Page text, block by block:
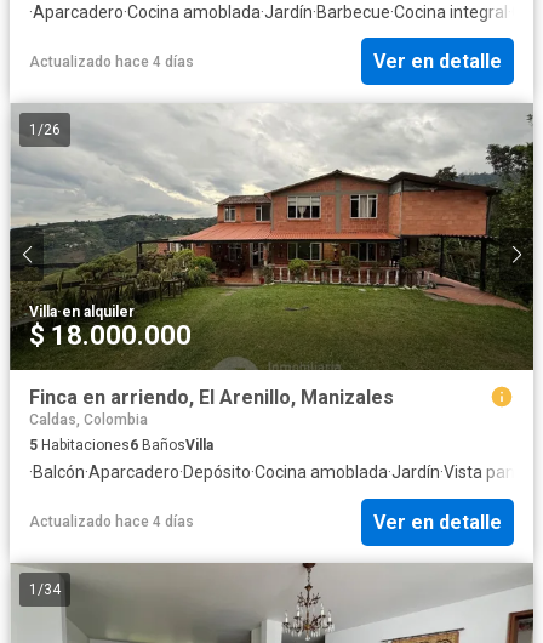
·Aparcadero·Cocina amoblada·Jardín·Barbecue·Cocina integral
Actualizado hace 4 días Ver en detalle
1 /26
Villa·en alquiler
$ 18.000.000
Finca en arriendo, El Arenillo, Manizales
Caldas, Colombia
5 Habitaciones6 BañosVilla
·Balcón·Aparcadero·Depósito·Cocina amoblada·Jardín·Vista
Actualizado hace 4 días Ver en detalle
1 /34